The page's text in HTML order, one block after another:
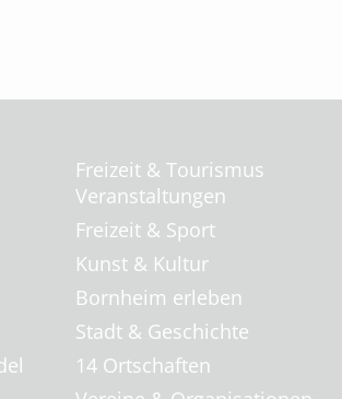
Freizeit & Tourismus
Veranstaltungen
Freizeit & Sport
Kunst & Kultur
Bornheim erleben
Stadt & Geschichte
14 Ortschaften